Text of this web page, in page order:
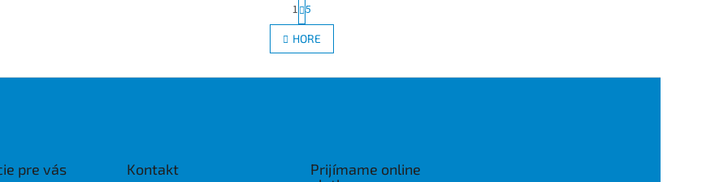
O
v
l
d
t
r
á
n
1 5
HORE
pre vás Kontakt
Prijímame online